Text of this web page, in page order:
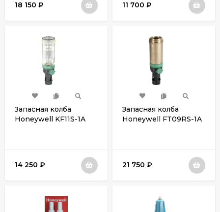
18 150 ₽ 11 700 ₽
Запасная колба
Honeywell KF11S-1A
14 250 ₽
Запасная колба
Honeywell FT09RS-1A
21 750 ₽